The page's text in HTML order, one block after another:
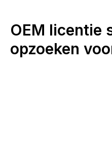
OEM licentie
opzoeken